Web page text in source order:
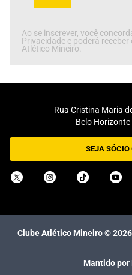
Ao se inscrever, você
Privacidade e poderá
Atlético Mineiro.
Rua Cristina Maria
Belo
SEJA
Clube Atlético Mineiro ©2026
Mantido por